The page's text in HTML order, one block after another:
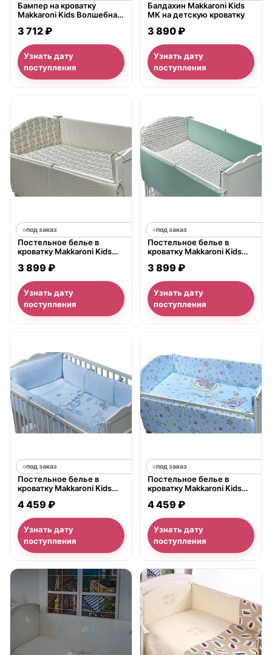
Бампер на кроватку
Makkaroni Kids Волшебная
3 712 ₽
Узнать дату
поступления
Балдахин Makkaroni Kids
МК на детскую кроватку
3 890 ₽
Узнать дату
поступления
под заказ
Постельное белье в
кроватку Makkaroni Kids
бортиков, 6 предметов
3 899 ₽
Узнать дату
поступления
под заказ
Постельное белье в
кроватку Makkaroni Kids
бортиков, 6 предметов
3 899 ₽
Узнать дату
поступления
под заказ
Постельное белье в
кроватку Makkaroni Kids
6 предметов
4 459 ₽
Узнать дату
поступления
под заказ
Постельное белье в
кроватку Makkaroni Kids
бортиков, 6 предметов
4 459 ₽
Узнать дату
поступления
нет в продаже